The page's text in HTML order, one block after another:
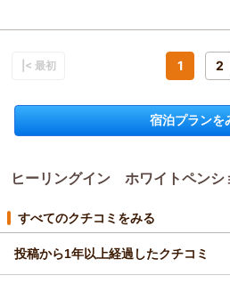
またこちらに来る機会があれば、是
とうございます。ご到着時の館内案
呂や貸切風呂、備品、シャンプーバ
し、大変嬉しく思っております。ま
も、オーナーの説明とともに美味
とのこと、スタッフ一同励みになる
風呂につきましては予約がいっぱい
いただけるお時間をご用意でき、お
ていただけたとのことも、とても嬉
次回はぜひ、少しお早めのチェック
ゆっくりお楽しみ頂けますよう、ま
しております。この度は素敵なご感
いました。
投稿者： 真市さん(男性/50代)
と伊フルコース基本プラン♪
ダブル 朝・
18,001～19,000円(大人一人あ
ヒーリングイン ホワイトペンションから
また心温まるお言葉をありがとうご
スタッフ一同大変うれしく拝見いた
「値段以上」「期待以上」とのお言
「ホテルよりここを勧めます」とま
何よりの励みになります。
|< 最初 1 2
宿泊プランを
ヒーリングイン ホワイトペンシ
すべてのクチコミをみる
投稿から1年以上経過したクチコミ